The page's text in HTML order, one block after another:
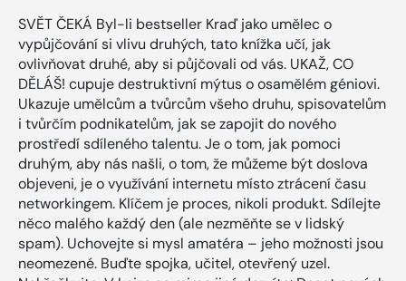
SVĚT ČEKÁ Byl-li bestseller Kraď jako umělec o
vypůjčování si vlivu druhých, tato knížka učí, jak
ovlivňovat druhé, aby si půjčovali od vás. UKAŽ, CO
DĚLÁŠ! cupuje destruktivní mýtus o osamělém géniovi.
Ukazuje umělcům a tvůrcům všeho druhu, spisovatelům
i tvůrčím podnikatelům, jak se zapojit do nového
prostředí sdíleného talentu. Je o tom, jak pomoci
druhým, aby nás našli, o tom, že můžeme být doslova
objeveni, je o využívání internetu místo ztrácení času
networkingem. Klíčem je proces, nikoli produkt. Sdílejte
něco malého každý den (ale nezměňte se v lidský
spam). Uchovejte si mysl amatéra – jeho možnosti jsou
neomezené. Buďte spojka, učitel, otevřený uzel.